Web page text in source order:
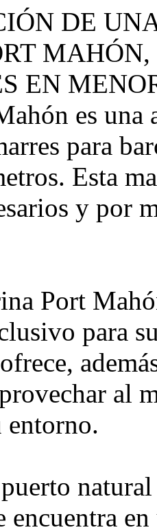
DE
EN
es una
para
Esta
y por
Port
para
al
entorno.
encuentra